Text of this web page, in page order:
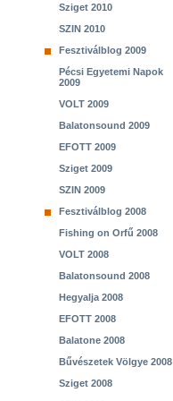
Sziget 2010
SZIN 2010
Fesztiválblog 2009
Pécsi Egyetemi Napok
2009
VOLT 2009
Balatonsound 2009
EFOTT 2009
Sziget 2009
SZIN 2009
Fesztiválblog 2008
Fishing on Orfű 2008
VOLT 2008
Balatonsound 2008
Hegyalja 2008
EFOTT 2008
Balatone 2008
Bűvészetek Völgye 2008
Sziget 2008